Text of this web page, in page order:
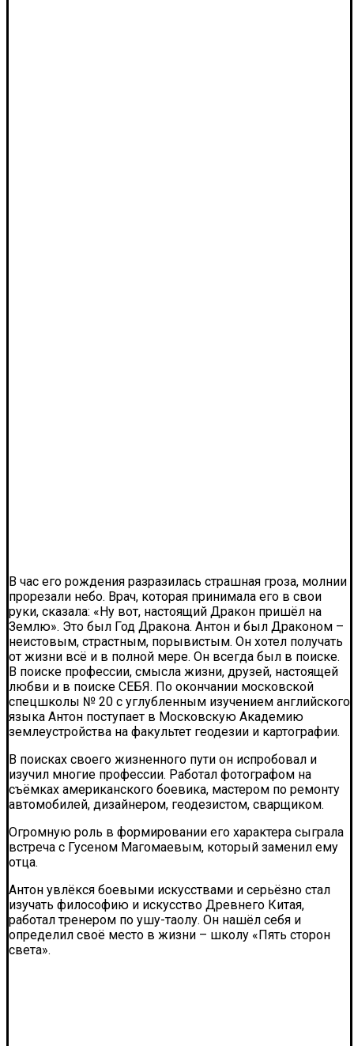
В час его рождения разразилась страшная гроза, молнии
прорезали небо. Врач, которая принимала его в свои
руки, сказала: «Ну вот, настоящий Дракон пришёл на
Землю». Это был Год Дракона. Антон и был Драконом –
неистовым, страстным, порывистым. Он хотел получать
от жизни всё и в полной мере. Он всегда был в поиске.
В поиске профессии, смысла жизни, друзей, настоящей
любви и в поиске СЕБЯ. По окончании московской
спецшколы № 20 с углубленным изучением английского
языка Антон поступает в Московскую Академию
землеустройства на факультет геодезии и картографии.
В поисках своего жизненного пути он испробовал и
изучил многие профессии. Работал фотографом на
съёмках американского боевика, мастером по ремонту
автомобилей, дизайнером, геодезистом, сварщиком.
Огромную роль в формировании его характера сыграла
встреча с Гусеном Магомаевым, который заменил ему
отца.
Антон увлёкся боевыми искусствами и серьёзно стал
изучать философию и искусство Древнего Китая,
работал тренером по ушу-таолу. Он нашёл себя и
определил своё место в жизни – школу «Пять сторон
света».